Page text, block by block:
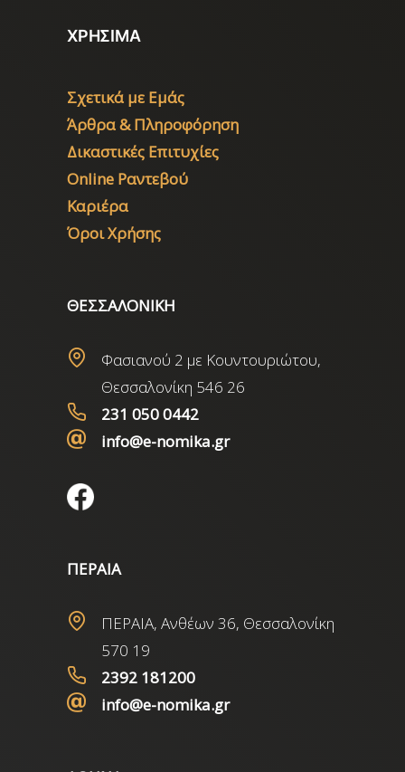
ΧΡΗΣΙΜΑ
Σχετικά με Εμάς
Άρθρα & Πληροφόρηση
Δικαστικές Επιτυχίες
Online Ραντεβού
Καριέρα
Όροι Χρήσης
ΘΕΣΣΑΛΟΝΙΚΗ
Φασιανού 2 με Κουντουριώτου,
Θεσσαλονίκη 546 26
231 050 0442
info@e-nomika.gr
ΠΕΡΑΙΑ
ΠΕΡΑΙΑ, Ανθέων 36, Θεσσαλονίκη
570 19
2392 181200
info@e-nomika.gr